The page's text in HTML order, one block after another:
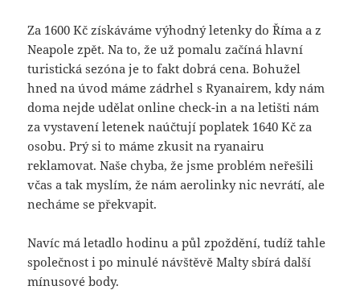
Za 1600 Kč získáváme výhodný letenky do Říma a z
Neapole zpět. Na to, že už pomalu začíná hlavní
turistická sezóna je to fakt dobrá cena. Bohužel
hned na úvod máme zádrhel s Ryanairem, kdy nám
doma nejde udělat online check-in a na letišti nám
za vystavení letenek naúčtují poplatek 1640 Kč za
osobu. Prý si to máme zkusit na ryanairu
reklamovat. Naše chyba, že jsme problém neřešili
včas a tak myslím, že nám aerolinky nic nevrátí, ale
necháme se překvapit.
Navíc má letadlo hodinu a půl zpoždění, tudíž tahle
společnost i po minulé návštěvě Malty sbírá další
mínusové body.